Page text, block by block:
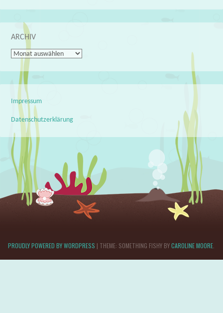
ARCHIV
Archiv
Impressum
Datenschutzerklärung
PROUDLY POWERED BY WORDPRESS | THEME: SOMETHING FISHY BYCAROLINE MOORE